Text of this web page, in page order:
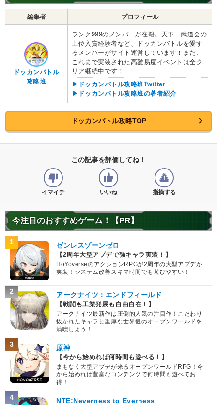
編集者 プロフィール
ドッカンバトル
攻略班
ランク999のメンバーが在籍。天下一武道会の
上位入賞経験者など、ドッカンバトルを愛す
るメンバーがサイト運営しています！また、
これまで実装された高難易度イベントは全ク
リア継続中です！
▶ドッカンバトル攻略班Twitter
▶ドッカンバトル攻略班の著者紹介
ドッカンバトル攻略TOP
この記事を評価してね！
イマイチ いいね 指摘する
今注目のおすすめゲーム！【PR】
1 ゼンレスゾーンゼロ
【2周年大型アプデで強キャラ実装！】
HoYoverseのアクションRPGが2周年の大型アプデが
実装！システム改善スキマ時間でも遊びやすい！
2 アークナイツ：エンドフィールド
【戦闘も工業発展も自由自在！】
アークナイツ最新作は圧倒的人気の注目作！こだわり
抜かれたキャラと重厚な世界観のオープンワールドを
満喫しよう！
3 原神
【今から始めれば何時間も遊べる！】
まもなく大型アプデが来るオープンワールドRPG！今
から始めれば豊富なコンテンツで何時間も遊べてお
得！
4 NTE:Neverness to Everness